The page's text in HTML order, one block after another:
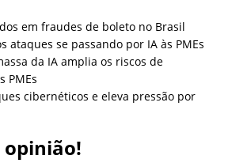
em fraudes de boleto no Brasil
ataques se passando por IA às PMEs
da IA amplia os riscos de
PMEs
cibernéticos e eleva pressão por
opinião!